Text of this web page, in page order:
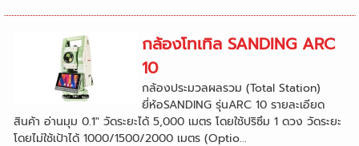
กล้องโทเทิล SANDING ARC
10
กล้องประมวลผลรวม (Total Station)
ยี่ห้อSANDING รุ่นARC 10 รายละเอียด
สินค้า อ่านมุม 0.1" วัดระยะได้ 5,000 เมตร โดยใช้ปริซึม 1 ดวง วัดระยะ
โดยไม่ใช้เป้าได้ 1000/1500/2000 เมตร (Optio...